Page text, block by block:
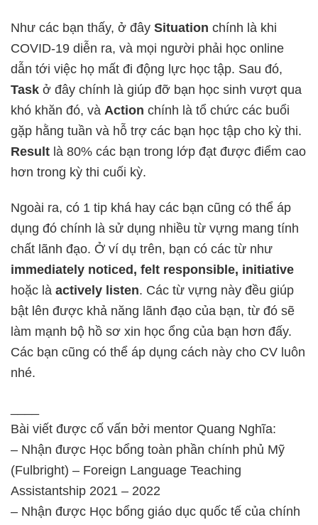
Như các bạn thấy, ở đây Situation chính là khi
COVID-19 diễn ra, và mọi người phải học online
dẫn tới việc họ mất đi động lực học tập. Sau đó,
Task ở đây chính là giúp đỡ bạn học sinh vượt qua
khó khăn đó, và Action chính là tổ chức các buổi
gặp hằng tuần và hỗ trợ các bạn học tập cho kỳ thi.
Result là 80% các bạn trong lớp đạt được điểm cao
hơn trong kỳ thi cuối kỳ.
Ngoài ra, có 1 tip khá hay các bạn cũng có thể áp
dụng đó chính là sử dụng nhiều từ vựng mang tính
chất lãnh đạo. Ở ví dụ trên, bạn có các từ như
immediately noticed, felt responsible, initiative
hoặc là actively listen. Các từ vựng này đều giúp
bật lên được khả năng lãnh đạo của bạn, từ đó sẽ
làm mạnh bộ hồ sơ xin học ổng của bạn hơn đấy.
Các bạn cũng có thể áp dụng cách này cho CV luôn
nhé.
Bài viết được cố vấn bởi mentor Quang Nghĩa:
– Nhận được Học bổng toàn phần chính phủ Mỹ
(Fulbright) – Foreign Language Teaching
Assistantship 2021 – 2022
– Nhận được Học bổng giáo dục quốc tế của chính